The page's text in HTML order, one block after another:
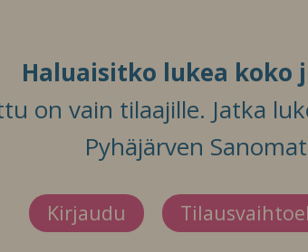
Haluaisitko lukea koko
on vain tilaajille. Jatka
Pyhäjärven
Kirjaudu